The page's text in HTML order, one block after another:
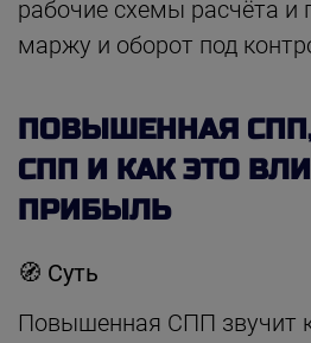
рабочие схемы расчёта
маржу и оборот под
ПОВЫШЕННАЯ
СПП И КАК ЭТО
ПРИБЫЛЬ
🧭 Суть
Повышенная СПП звучит